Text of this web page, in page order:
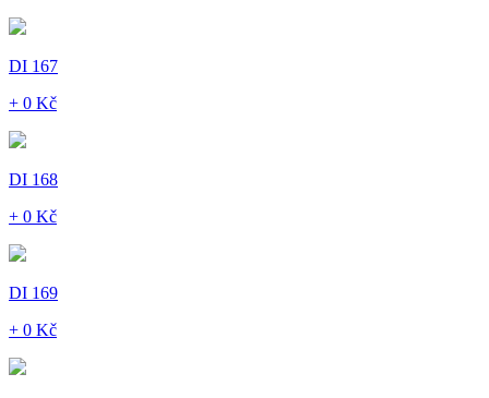
DI 167
+ 0 Kč
DI 168
+ 0 Kč
DI 169
+ 0 Kč